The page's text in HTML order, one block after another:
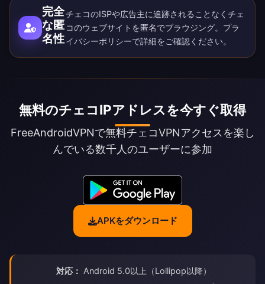
完全
な匿
名性
チェコのISPや広告主に追跡されることなくチェ
コのウェブサイトを匿名でブラウジング。 プラ
イバシーポリシーで詳細をご確認ください。
無料のチェコIPアドレスを今すぐ取得
FreeAndroidVPNで無料チェコVPNアクセスを楽し
んでいる数千人のユーザーに参加
APKをダウンロード
対応： Android 5.0以上（Lollipop以降）